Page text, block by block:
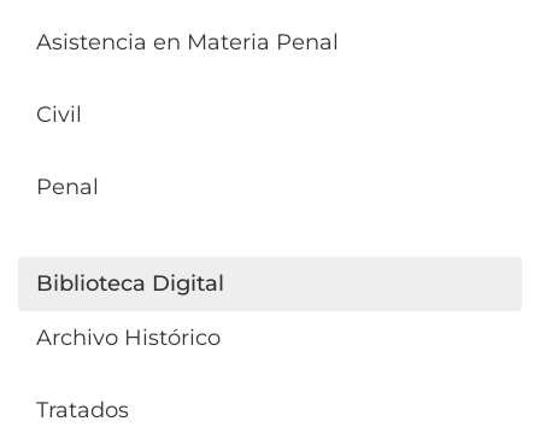
Asistencia en Materia Penal
Civil
Penal
Biblioteca Digital
Archivo Histórico
Tratados